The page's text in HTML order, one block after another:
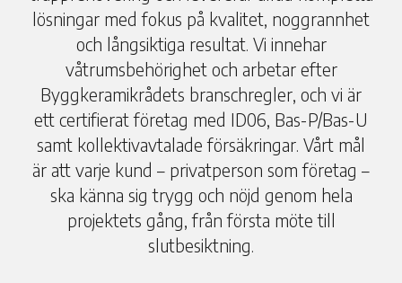
lösningar med fokus på kvalitet, noggrannhet
och långsiktiga resultat. Vi innehar
våtrumsbehörighet och arbetar efter
Byggkeramikrådets branschregler, och vi är
ett certifierat företag med ID06, Bas-P/Bas-U
samt kollektivavtalade försäkringar. Vårt mål
är att varje kund – privatperson som företag –
ska känna sig trygg och nöjd genom hela
projektets gång, från första möte till
slutbesiktning.